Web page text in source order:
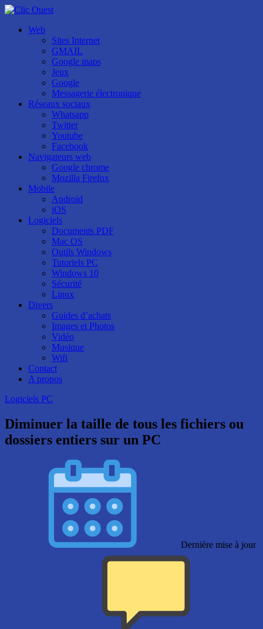
Web
Sites Internet
GMAIL
Google maps
Jeux
Google
Messagerie électronique
Réseaux sociaux
Whatsapp
Twitter
Youtube
Facebook
Navigateurs web
Google chrome
Mozilla Firefox
Mobile
Android
iOS
Logiciels
Documents PDF
Mac OS
Outils Windows
Tutoriels PC
Windows 10
Sécurité
Linux
Divers
Guides d’achats
Images et Photos
Vidéo
Musique
Wifi
Contact
A propos
Logiciels PC
Diminuer la taille de tous les fichiers ou
dossiers entiers sur un PC
Dernière mise à jour